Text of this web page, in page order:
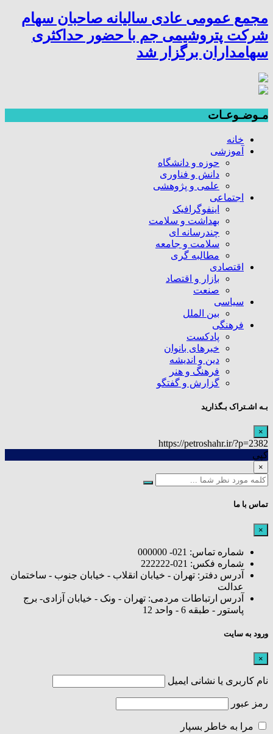
مجمع عمومی عادی سالیانه صاحبان سهام
شرکت پتروشیمی جم با حضور حداکثری
سهامداران برگزار شد
مـوضـوعـات
خانه
آموزشی
حوزه و دانشگاه
دانش و فناوری
علمی و پژوهشی
اجتماعی
اینفوگرافیک
بهداشت و سلامت
چندرسانه ای
سلامت و جامعه
مطالبه گری
اقتصادی
بازار و اقتصاد
صنعت
سیاسی
بین الملل
فرهنگی
پادکست
خبرهای بانوان
دین و اندیشه
فرهنگ و هنر
گزارش و گفتگو
بـه اشـتراک بـگذارید
×
https://petroshahr.ir/?p=2382
کپی
×
تماس با ما
×
شماره تماس: 021- 000000
شماره فکس: 021-222222
آدرس دفتر: تهران - خیابان انقلاب - خیابان جنوب - ساختمان
عدالت
آدرس ارتباطات مردمی: تهران - ونک - خیابان آزادی- برج
پاستور - طبقه 6 - واحد 12
ورود به سایت
×
نام کاربری یا نشانی ایمیل
رمز عبور
مرا به خاطر بسپار